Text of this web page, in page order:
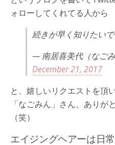
ォローしてくれてる人から
続きが早く知りたいで
— 南居喜美代（なご
December 21, 2017
と、嬉しいリクエストを頂
「なごみん」さん、ありが
（笑）
エイジングヘアーは日